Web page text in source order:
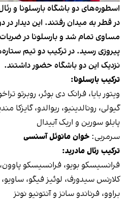
اسطوره‌های دو باشگاه بارسلونا و
پیروزی رسید. در ترکیب دو تیم
نزدیک این دو باشگاه حضور داشتند.
ترکیب بارسلونا:
ویتور بایا، فرانک دی بوئر، روبرتو
گیولی، رونالدینیو، ریوالدو، گایزکا
پابلو سورین و اریک آبیدال
سرمربی: خوان مانوئل آسنسی
ترکیب رئال مادرید:
فرانسیسکو بویو، فرانسیسکو پاوون،
کلارنس سیدورف، لوئیز فیگو، ساویو،
براوو، فرناندو سانز و آنتونیو نونز